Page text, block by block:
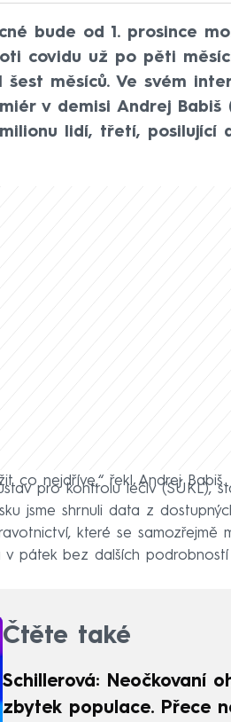
bude od 1. prosince
covidu už po pěti
měsíců. Ve svém
v demisi Andrej Babiš
lidí, třetí, posilující
co nejdříve,“ řekl Andrej Babiš.
pro kontrolu léčiv (SÚKL),
jsme shrnuli data z
které se samozřejmě
pátek bez dalších podrobností
Čtěte také
Schillerová: Neočkovaní
zbytek populace. Přece